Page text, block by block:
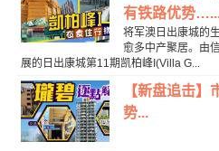
有铁路优势
将军澳日出康城的
愈多中产聚居。由
展的日出康城第11期凯柏峰I(Villa G...
【新盘追击
势...